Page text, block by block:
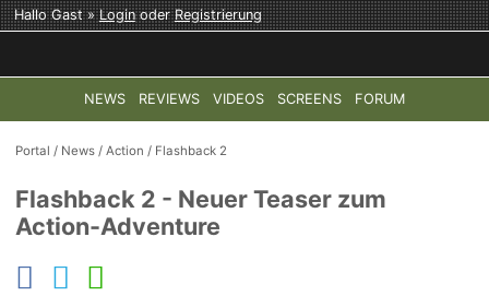
Hallo Gast »LoginoderRegistrierung
NEWS REVIEWS VIDEOS SCREENS FORUM
TOP-THEMEN: COD: MODERN WARFARE 4 HALO:
Portal / News /Action / Flashback 2
Flashback 2 - Neuer Teaser zum
Action-Adventure